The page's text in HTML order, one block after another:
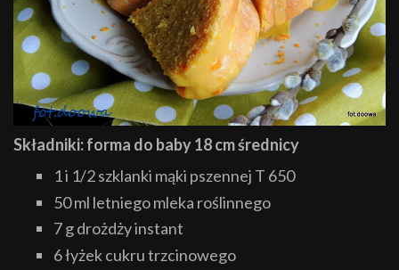
Składniki: forma do baby 18 cm średnicy
1 i 1/2 szklanki mąki pszennej T 650
50 ml letniego mleka roślinnego
7 g drożdży instant
6 łyżek cukru trzcinowego